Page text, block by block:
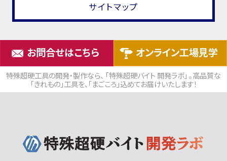
サイトマップ
お問合せはこちら オンライン工場見学
特殊超硬工具の開発・製作なら、 「特殊超硬バイト 開発ラボ」 。高品質な
「きれもの」工具を、「まごころ」込めてお届けいたします！